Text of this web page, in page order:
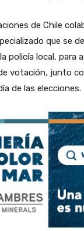
de Chile
que se
policía local, para
votación, junto
de las elecciones.